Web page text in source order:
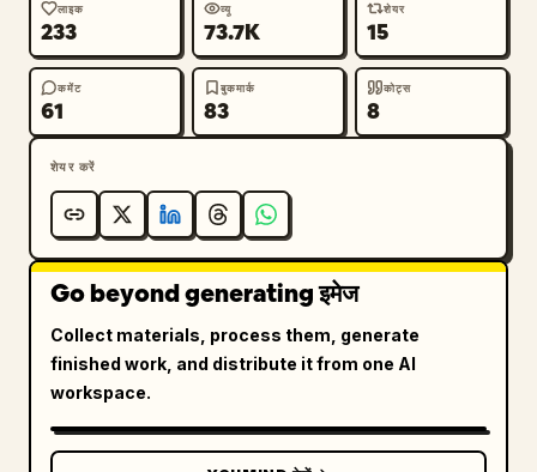
लाइक
233
व्यू
73.7K
शेयर
15
कमेंट
61
बुकमार्क
83
कोट्स
8
शेयर करें
Go beyond generating इमेज
Collect materials, process them, generate
finished work, and distribute it from one AI
workspace.